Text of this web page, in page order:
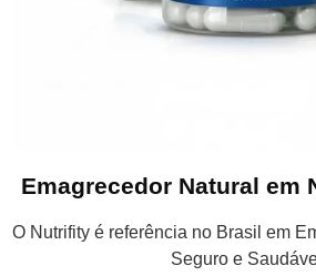
Emagrecedor Natural em
O Nutrifity é referência no Brasil em
Seguro e